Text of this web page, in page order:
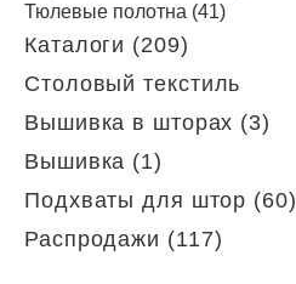
Тюлевые полотна (41)
Каталоги (209)
Столовый текстиль
Вышивка в шторах (3)
Вышивка (1)
Подхваты для штор (60)
Распродажи (117)